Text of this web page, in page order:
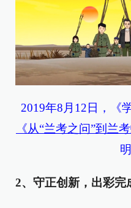
2019年8月12日，《
《从“兰考之问”到兰考
2、守正创新，出彩完